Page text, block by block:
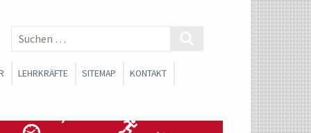
LEHRKRÄFTE
FACHSCHAFTEN
SITEMAP KONTAKT